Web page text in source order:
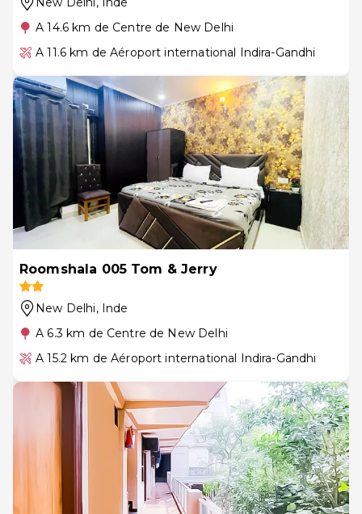
A 14.6 km de Centre de New Delhi
A 11.6 km de Aéroport international Indira-Gandhi
Roomshala 005 Tom & Jerry
New Delhi, Inde
A 6.3 km de Centre de New Delhi
A 15.2 km de Aéroport international Indira-Gandhi